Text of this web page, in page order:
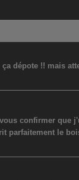
dépote !! mais
confirmer
parfaitement le